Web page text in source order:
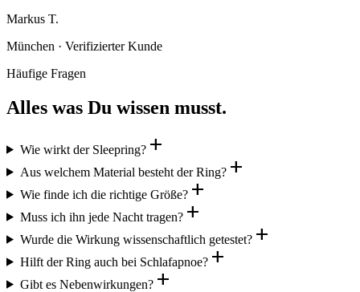
Markus T.
München · Verifizierter Kunde
Häufige Fragen
Alles was Du wissen musst.
Wie wirkt der Sleepring?add
Aus welchem Material besteht der Ring?add
Wie finde ich die richtige Größe?add
Muss ich ihn jede Nacht tragen?add
Wurde die Wirkung wissenschaftlich getestet?add
Hilft der Ring auch bei Schlafapnoe?add
Gibt es Nebenwirkungen?add